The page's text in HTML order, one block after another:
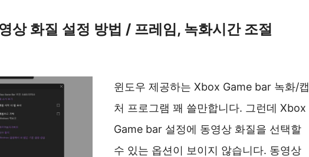
상 화질 설정 방법 / 프레임, 녹화시간 조절
윈도우 제공하는 Xbox Game bar 녹화/캡
처 프로그램 꽤 쓸만합니다. 그런데 Xbox
Game bar 설정에 동영상 화질을 선택할
수 있는 옵션이 보이지 않습니다. 동영상